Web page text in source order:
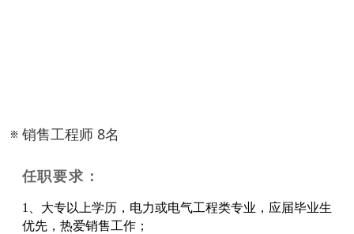
销售工程师 8名
任职要求：
1、大专以上学历，电力或电气工程类专业，应届毕业生
优先，热爱销售工作；